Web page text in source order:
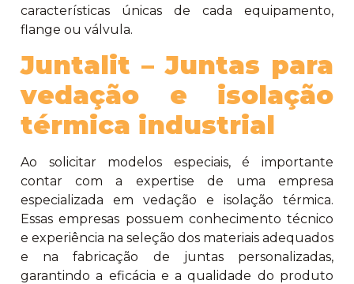
características únicas de cada equipamento,
flange ou válvula.
Juntalit – Juntas para
vedação e isolação
térmica industrial
Ao solicitar modelos especiais, é importante
contar com a expertise de uma empresa
especializada em vedação e isolação térmica.
Essas empresas possuem conhecimento técnico
e experiência na seleção dos materiais adequados
e na fabricação de juntas personalizadas,
garantindo a eficácia e a qualidade do produto